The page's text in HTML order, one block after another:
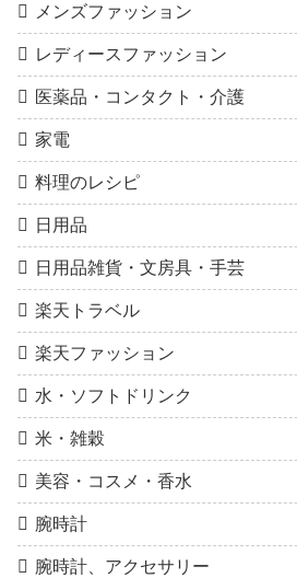
メンズファッション
レディースファッション
医薬品・コンタクト・介護
家電
料理のレシピ
日用品
日用品雑貨・文房具・手芸
楽天トラベル
楽天ファッション
水・ソフトドリンク
米・雑穀
美容・コスメ・香水
腕時計
腕時計、アクセサリー